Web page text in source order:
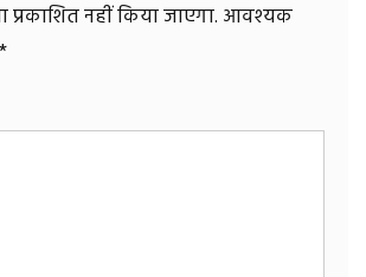
नहीं किया जाएगा. आवश्यक
*